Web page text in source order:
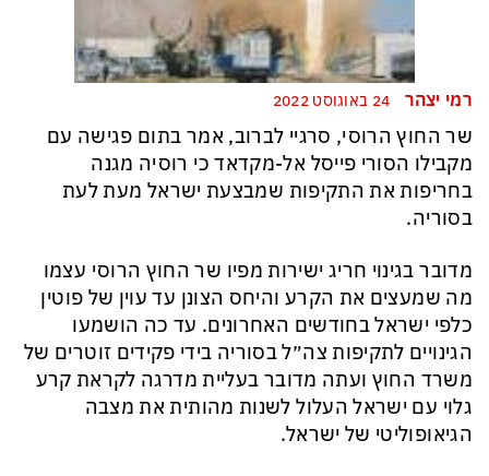
רמי יצהר
שר החוץ הרוסי, סרגיי לברוב, אמר בתום פגישה עם
מקבילו הסורי פייסל אל-מקדאד כי רוסיה מגנה
בחריפות את התקיפות שמבצעת ישראל מעת לעת
בסוריה.
מדובר בגינוי חריג ישירות מפיו שר החוץ הרוסי עצמו
מה שמעצים את הקרע והיחס הצונן עד עוין של פוטין
כלפי ישראל בחודשים האחרונים. עד כה הושמעו
הגינויים לתקיפות צה״ל בסוריה בידי פקידים זוטרים של
משרד החוץ ועתה מדובר בעליית מדרגה לקראת קרע
גלוי עם ישראל העלול לשנות מהותית את מצבה
הגיאופוליטי של ישראל.